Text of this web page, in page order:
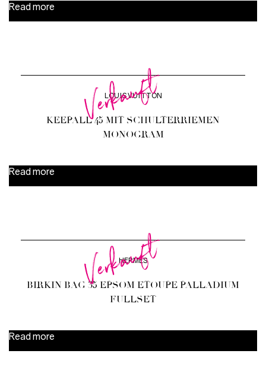
Read more
Verkauft
LOUIS VUITTON
KEEPALL 45 MIT SCHULTERRIEMEN
MONOGRAM
Read more
Verkauft
HERMÈS
BIRKIN BAG 35 EPSOM ETOUPE PALLADIUM
FULLSET
Read more